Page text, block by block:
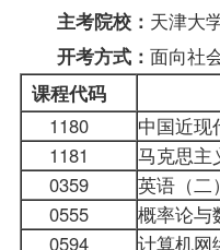
主考院校： 天津大
开考方式： 面向社
课程代码
1180
中国近现
1181
马克思主
0359
英语（二）
0555
概率论
0594
计算机